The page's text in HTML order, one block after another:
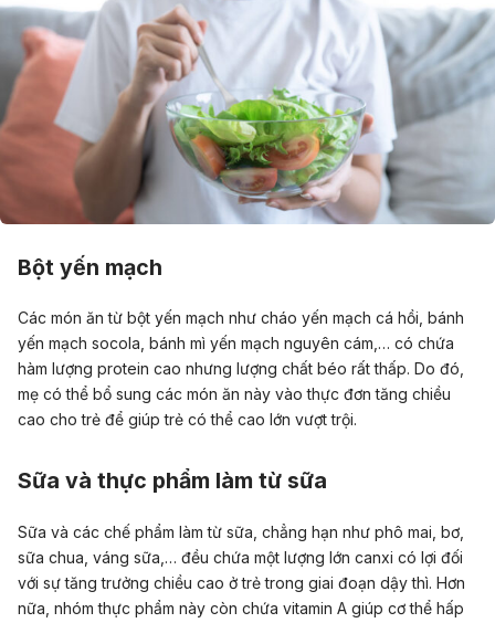
Bột yến mạch
Các món ăn từ bột yến mạch như cháo yến mạch cá hồi, bánh
yến mạch socola, bánh mì yến mạch nguyên cám,… có chứa
hàm lượng protein cao nhưng lượng chất béo rất thấp. Do đó,
mẹ có thể bổ sung các món ăn này vào thực đơn tăng chiều
cao cho trẻ để giúp trẻ có thể cao lớn vượt trội.
Sữa và thực phẩm làm từ sữa
Sữa và các chế phẩm làm từ sữa, chẳng hạn như phô mai, bơ,
sữa chua, váng sữa,… đều chứa một lượng lớn canxi có lợi đối
với sự tăng trưởng chiều cao ở trẻ trong giai đoạn dậy thì. Hơn
nữa, nhóm thực phẩm này còn chứa vitamin A giúp cơ thể hấp